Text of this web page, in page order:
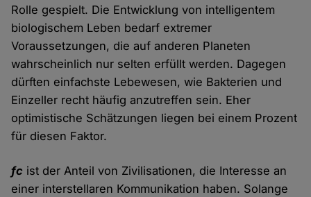
Rolle gespielt. Die Entwicklung von intelligentem
biologischem Leben bedarf extremer
Voraussetzungen, die auf anderen Planeten
wahrscheinlich nur selten erfüllt werden. Dagegen
dürften einfachste Lebewesen, wie Bakterien und
Einzeller recht häufig anzutreffen sein. Eher
optimistische Schätzungen liegen bei einem Prozent
für diesen Faktor.
fc ist der Anteil von Zivilisationen, die Interesse an
einer interstellaren Kommunikation haben. Solange